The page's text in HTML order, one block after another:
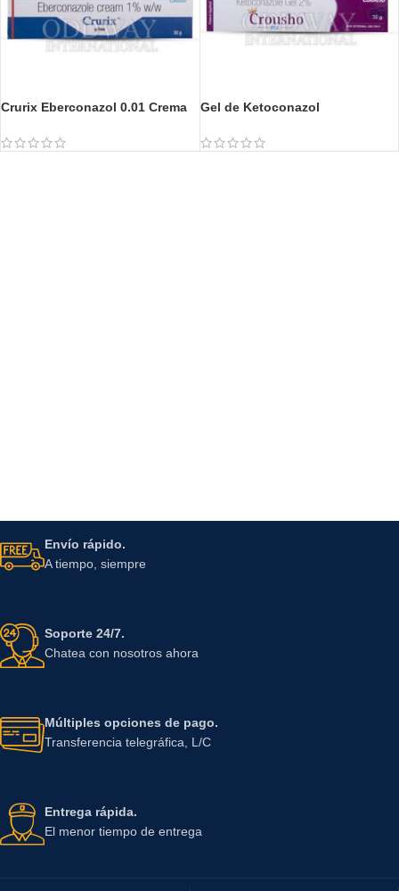
Crurix Eberconazol 0.01 Crema Gel de Ketoconazol
Envío rápido.
A tiempo, siempre
Soporte 24/7.
Chatea con nosotros ahora
Múltiples opciones de pago.
Transferencia telegráfica, L/C
Entrega rápida.
El menor tiempo de entrega